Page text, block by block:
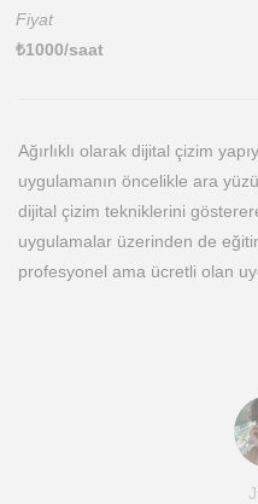
Fiyat
₺1000/saat
Ağırlıklı olarak dijital çizim
uygulamanın öncelikle ara
dijital çizim tekniklerini
uygulamalar üzerinden de
profesyonel ama ücretli olan